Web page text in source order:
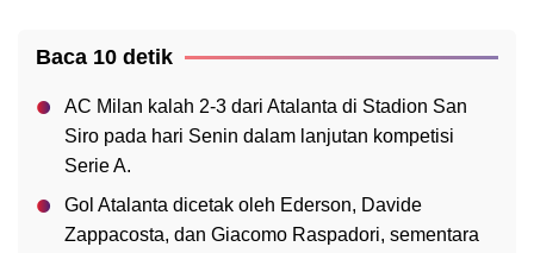
Baca 10 detik
AC Milan kalah 2-3 dari Atalanta di Stadion San
Siro pada hari Senin dalam lanjutan kompetisi
Serie A.
Gol Atalanta dicetak oleh Ederson, Davide
Zappacosta, dan Giacomo Raspadori, sementara